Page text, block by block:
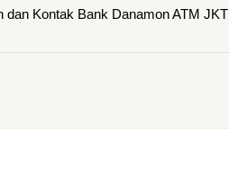
Kontak Bank Danamon ATM JKT